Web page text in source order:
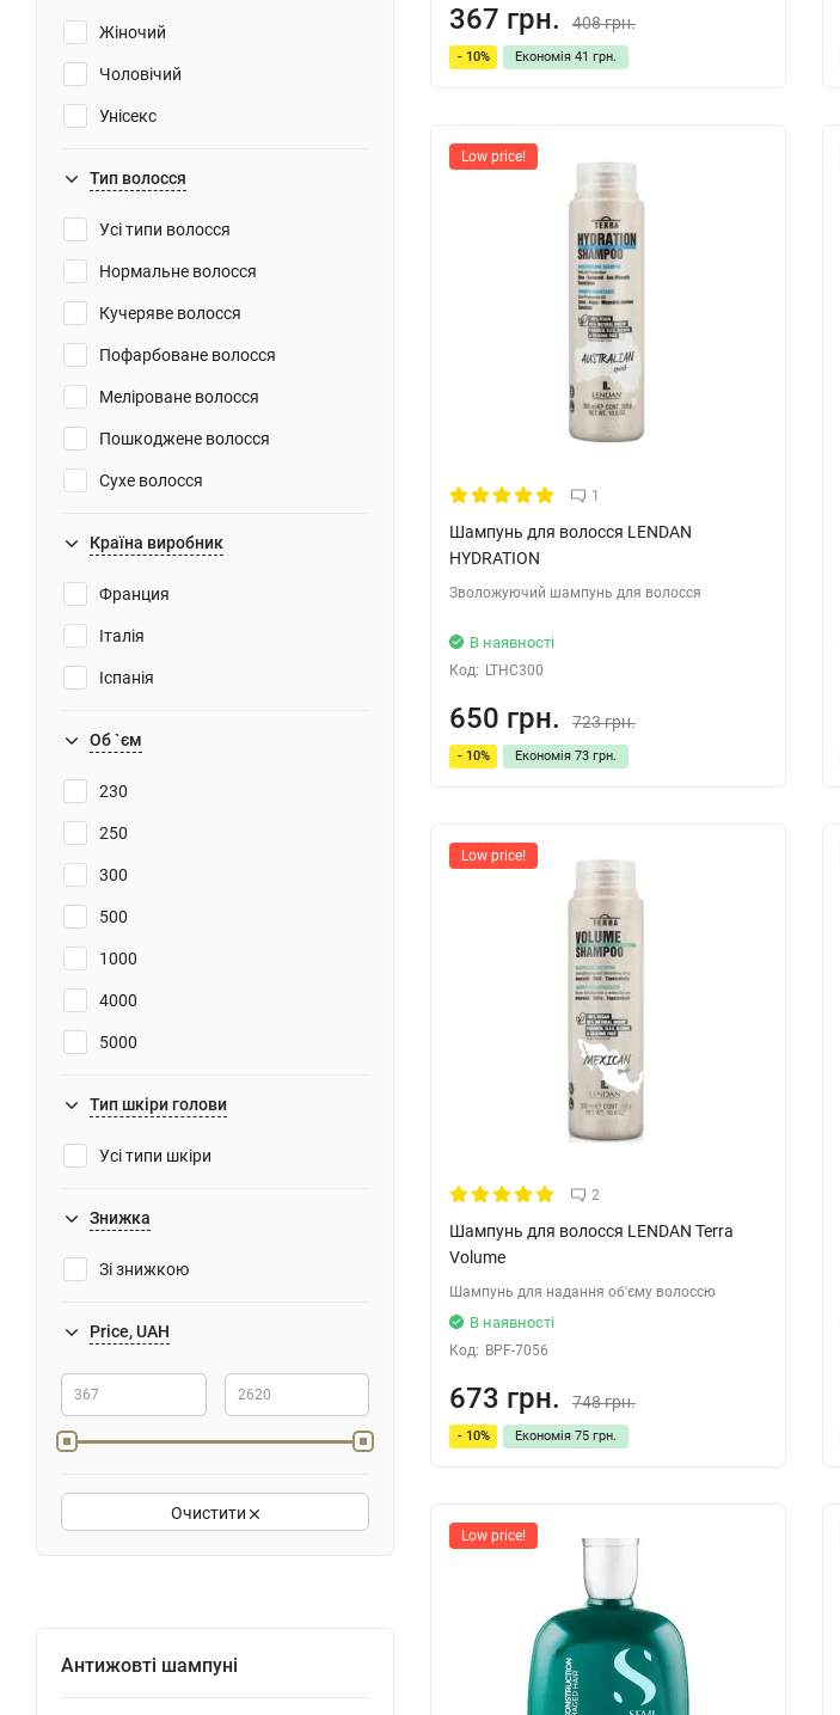
Зміцнення
Пом'якшення
Легкість розчісування
Зняття роздратування
Жіночий
Чоловічий
Унісекс
Тип волосся
Усі типи волосся
Нормальне волосся
Кучеряве волосся
Пофарбоване волосся
Меліроване волосся
Пошкоджене волосся
Сухе волосся
Сиве волосся
Неслухняне
Ломке волосся
Чутливе волосся
Країна виробник
Франция
Італія
Іспанія
Об `єм
230
250
300
500
1000
4000
5000
Тип шкіри голови
Усі типи шкіри
Знижка
Зі знижкою
Price, UAH
Очистити
Антижовті шампуні
367 грн. 408 грн.
- 10% Економія 41 грн.
Low price!
1
Шампунь для волосся LENDAN
HYDRATION
Зволожуючий шампунь для волосся
В наявності
Код: LTHC300
650 грн. 723 грн.
- 10% Економія 73 грн.
Low price!
2
Шампунь для волосся LENDAN Terra
Volume
Шампунь для надання об'єму волоссю
В наявності
Код: BPF-7056
673 грн. 748 грн.
- 10% Економія 75 грн.
Low price!